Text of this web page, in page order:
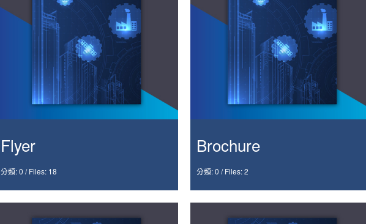
Flyer
分類: 0 /Files: 18
Brochure
分類: 0 /Files: 2